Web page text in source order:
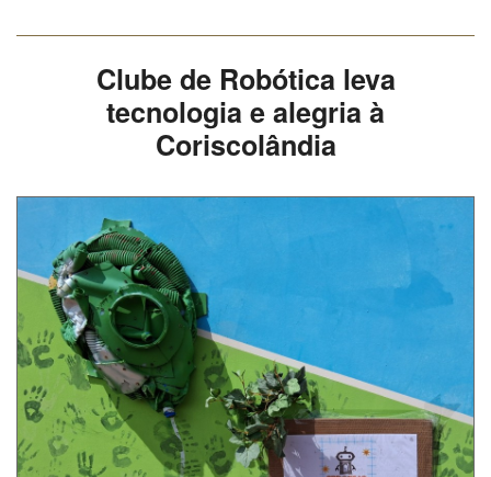
Clube de Robótica leva
tecnologia e alegria à
Coriscolândia